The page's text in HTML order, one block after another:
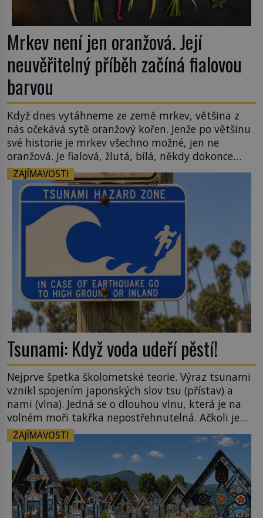
Mrkev není jen oranžová. Její
neuvěřitelný příběh začíná fialovou
barvou
Když dnes vytáhneme ze země mrkev, většina z
nás očekává sytě oranžový kořen. Jenže po většinu
své historie je mrkev všechno možné, jen ne
oranžová. Je fialová, žlutá, bílá, někdy dokonce
téměř černá. Až díky stovkám let pečlivého
šlechtění se z ní stává zelenina, bez které si českou
zahradu ani nedokážeme představit. Její příběh je
ZAJÍMAVOSTI
Tsunami: Když voda udeří pěstí!
Nejprve špetka školometské teorie. Výraz tsunami
vznikl spojením japonských slov tsu (přístav) a
nami (vlna). Jedná se o dlouhou vlnu, která je na
volném moři takřka nepostřehnutelná. Ačkoli je
vlnová délka tsunami i 300 kilometrů, výška vlny
na volném moři je maximálně 1,5 metru. Máme se
podobné obří vlny obávat i v Evropě? Vznik
tsunami si […]
ZAJÍMAVOSTI